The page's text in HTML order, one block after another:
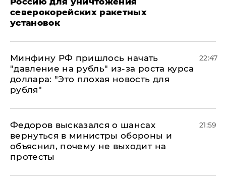
северокорейских ракетных
установок
Минфину РФ пришлось начать
"давление на рубль" из-за роста курса
доллара: "Это плохая новость для
рубля"
22:47
Федоров высказался о шансах
вернуться в министры обороны и
объяснил, почему не выходит на
протесты
21:59